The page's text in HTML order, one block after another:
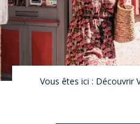
Vous êtes ici : Découvrir